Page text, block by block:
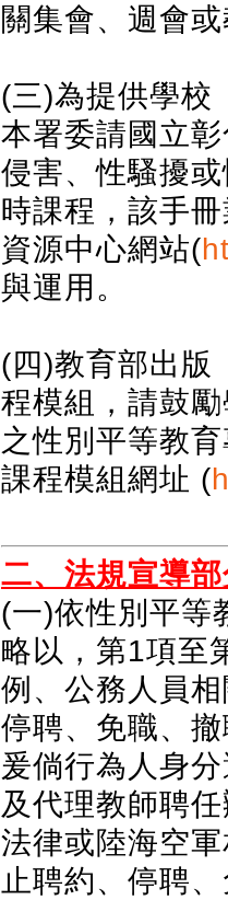
關集會、週會
(三)為提供學校
本署委請國立
侵害、性騷擾
時課程，該手
資源中心網站(
與運用。
(四)教育部出版
程模組，請鼓
之性別平等教
課程模組網址 (
二、法規宣導
(一)依性別平等
略以，第1項至
例、公務人員
停聘、免職、
爰倘行為人身
及代理教師聘
法律或陸海空
止聘約、停聘